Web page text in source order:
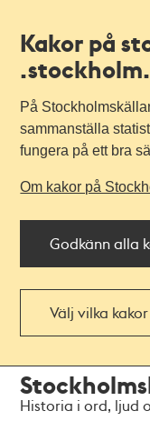
Kakor på
På
sammanställa
fungera på ett bra
Om kakor på
Godkänn alla
Välj vilka
navigationen
huvudinnehållet
Historia i ord, ljud